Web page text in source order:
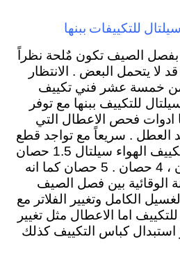
للتكييفات ببنها
بفصل الصيف تكون مٌلحة نظراً
لا يتحمل البعض . الانتظار
من خمسة عشر فني تكييف
للتكييف ببنها مع توفر
ادوات فحص الاعطال التي
العطل . سريعاً مع تواجد قطع
غيار لمختلف طرازات تكييف الهواء سيلتال 1.5 حصان
، 2.25 حصان ، 3 حصان ، 4 حصان . 5 حصان كما انه
الوقائية بين فصل الصيف
الكامل وتغيير الفلاتر مع
اما الاعطال مثل تغيير
استبدال كباس التكييف كذلك